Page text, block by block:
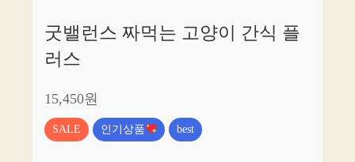
굿밸런스 짜먹는 고양이 간식 플
러스
15,450원
SALE 인기상품 best